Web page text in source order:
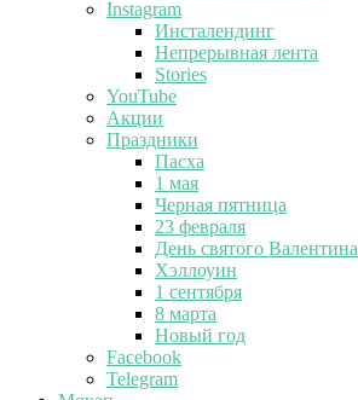
Instagram
Инсталендинг
Непрерывная лента
Stories
YouTube
Акции
Праздники
Пасха
1 мая
Черная пятница
23 февраля
День святого Валентина
Хэллоуин
1 сентября
8 марта
Новый год
Facebook
Telegram